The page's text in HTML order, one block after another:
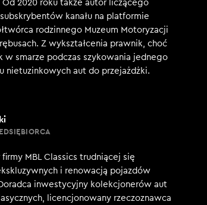
Od 2020 roku także autor liczącego
kanału na platformie
rodzinnego Muzeum Motoryzacji
Z wykształcenia prawnik, choć
w smarze podczas szykowania jednego
nietuzinkowych aut do przejażdżki.
firmy MBL Classics trudniącej się
i renowacją pojazdów
inwestycyjny kolekcjonerów aut
licencjonowany rzeczoznawca